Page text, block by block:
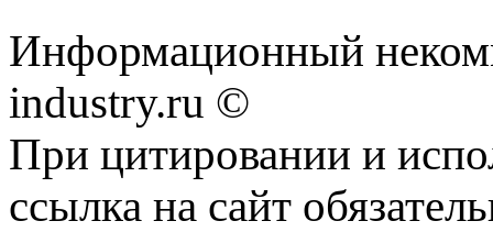
Информационный
industry.ru ©
При цитировании и
ссылка на сайт